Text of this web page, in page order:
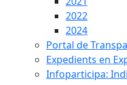
2022
2024
Portal de
Expedients en
Infoparticipa: